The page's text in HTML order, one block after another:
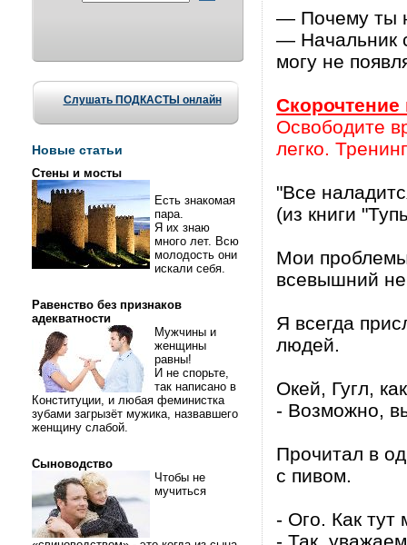
Слушать ПОДКАСТЫ онлайн
Новые статьи
Стены и мосты
Есть знакомая
пара.
Я их знаю
много лет. Всю
молодость они
искали себя.
Равенство без признаков
адекватности
Мужчины и
женщины
равны!
И не спорьте,
так написано в
Конституции, и любая феминистка
зубами загрызёт мужика, назвавшего
женщину слабой.
Сыноводство
Чтобы не
мучиться
— Почему ты
— Начальник
могу не
Освободите
легко.
"Все
(из книги
Мои проблемы
всевышний не
Я всегда
людей.
Окей, Гугл,
- Возможно,
Прочитал в
с пивом.
- Ого. Как